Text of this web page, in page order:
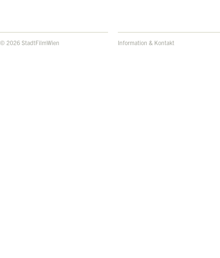
© 2026 StadtFilmWien Information & Kontakt